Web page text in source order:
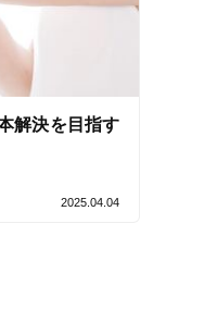
解決を目指す
2025.04.04